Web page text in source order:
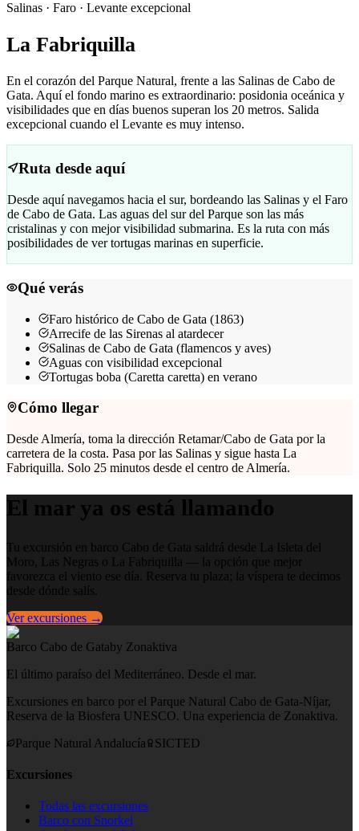
Salinas · Faro · Levante excepcional
La Fabriquilla
En el corazón del Parque Natural, frente a las Salinas de Cabo de
Gata. Aquí el fondo marino es extraordinario: posidonia oceánica y
visibilidades que en días buenos superan los 20 metros. Salida
excepcional cuando el Levante es muy intenso.
Ruta desde aquí
Desde aquí navegamos hacia el sur, bordeando las Salinas y el Faro
de Cabo de Gata. Las aguas del sur del Parque son las más
cristalinas y con mejor visibilidad submarina. Es la ruta con más
posibilidades de ver tortugas marinas en superficie.
Qué verás
Faro histórico de Cabo de Gata (1863)
Arrecife de las Sirenas al atardecer
Salinas de Cabo de Gata (flamencos y aves)
Aguas con visibilidad excepcional
Tortugas boba (Caretta caretta) en verano
Cómo llegar
Desde Almería, toma la dirección Retamar/Cabo de Gata por la
carretera de la costa. Pasa por las Salinas y sigue hasta La
Fabriquilla. Solo 25 minutos desde el centro de Almería.
El mar ya os está llamando
Tu excursión en barco Cabo de Gata saldrá desde La Isleta del
Moro, Las Negras o La Fabriquilla — la opción que mejor
favorezca el viento ese día. Reserva tu plaza; la víspera te decimos
desde dónde salís.
Ver excursiones →
Barco Cabo de Gataby Zonaktiva
El último paraíso del Mediterráneo. Desde el mar.
Excursiones en barco por el Parque Natural Cabo de Gata-Níjar,
Reserva de la Biosfera UNESCO. Una experiencia de Zonaktiva.
Parque Natural Andalucía
SICTED
Excursiones
Todas las excursiones
Barco con Snorkel